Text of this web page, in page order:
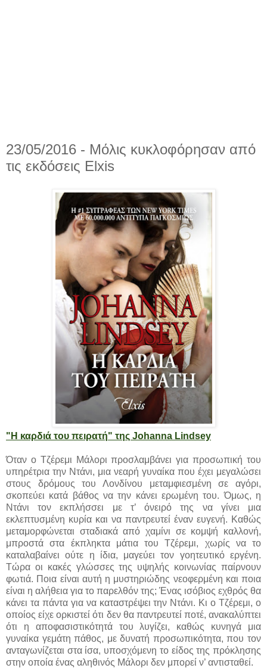
23/05/2016 - Μόλις κυκλοφόρησαν από
τις εκδόσεις Elxis
"Η καρδιά του πειρατή" της Johanna Lindsey
Όταν ο Τζέρεμι Μάλορι προσλαμβάνει για προσωπική του
υπηρέτρια την Ντάνι, μια νεαρή γυναίκα που έχει μεγαλώσει
στους δρόμους του Λονδίνου μεταμφιεσμένη σε αγόρι,
σκοπεύει κατά βάθος να την κάνει ερωμένη του. Όμως, η
Ντάνι τον εκπλήσσει με τ’ όνειρό της να γίνει μια
εκλεπτυσμένη κυρία και να παντρευτεί έναν ευγενή. Καθώς
μεταμορφώνεται σταδιακά από χαμίνι σε κομψή καλλονή,
μπροστά στα έκπληκτα μάτια του Τζέρεμι, χωρίς να το
καταλαβαίνει ούτε η ίδια, μαγεύει τον γοητευτικό εργένη.
Τώρα οι κακές γλώσσες της υψηλής κοινωνίας παίρνουν
φωτιά. Ποια είναι αυτή η μυστηριώδης νεοφερμένη και ποια
είναι η αλήθεια για το παρελθόν της; Ένας ισόβιος εχθρός θα
κάνει τα πάντα για να καταστρέψει την Ντάνι. Κι ο Τζέρεμι, ο
οποίος είχε ορκιστεί ότι δεν θα παντρευτεί ποτέ, ανακαλύπτει
ότι η αποφασιστικότητά του λυγίζει, καθώς κυνηγά μια
γυναίκα γεμάτη πάθος, με δυνατή προσωπικότητα, που τον
ανταγωνίζεται στα ίσα, υποσχόμενη το είδος της πρόκλησης
στην οποία ένας αληθινός Μάλορι δεν μπορεί ν’ αντισταθεί.